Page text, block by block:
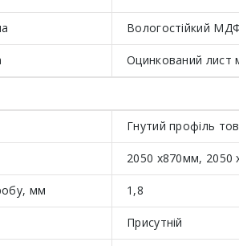
Вологостійкий
Оцинкований
Гнутий профіль
2050 х870мм, 2050
мм 1,8
Присутній